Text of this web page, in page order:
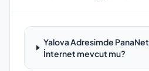
Yalova Adresimde PanaNet
İnternet mevcut mu?